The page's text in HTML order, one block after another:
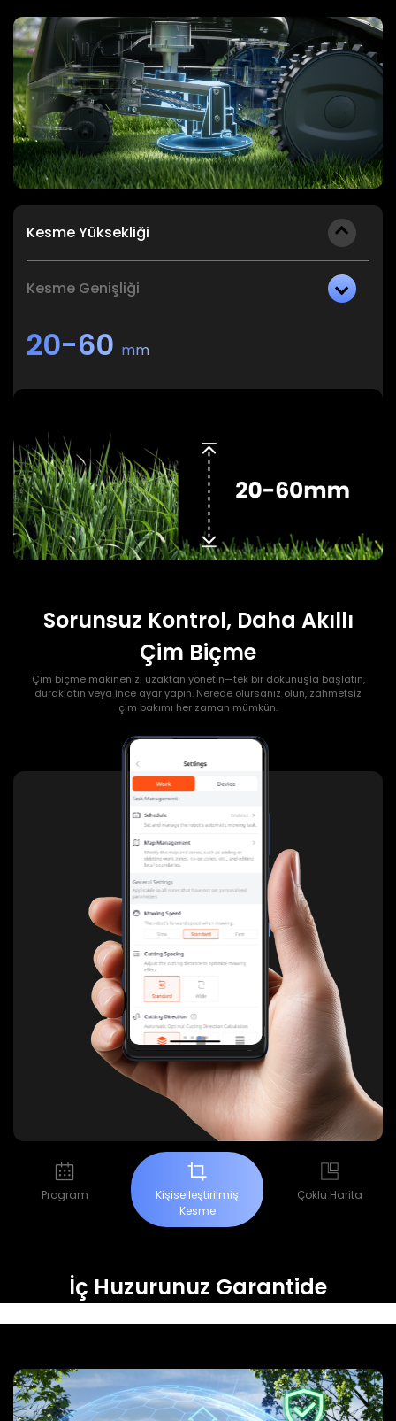
Kesme Yüksekliği
Kesme Genişliği
20-60 mm
Sorunsuz Kontrol, Daha Akıllı
Çim Biçme
Çim biçme makinenizi uzaktan yönetin—tek bir dokunuşla başlatın,
duraklatın veya ince ayar yapın. Nerede olursanız olun, zahmetsiz
çim bakımı her zaman mümkün.
Program
Kişiselleştirilmiş
Kesme
Çoklu Harita
İç Huzurunuz Garantide